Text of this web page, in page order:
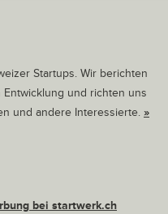
Startups. Wir berichten
und richten uns
und andere Interessierte. »
bei startwerk.ch